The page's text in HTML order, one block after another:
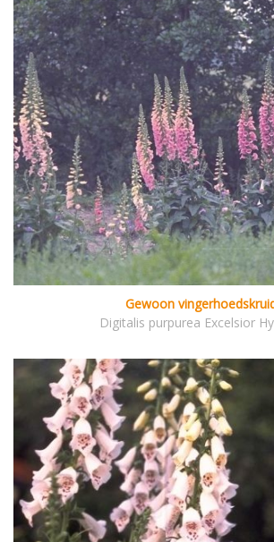
Gewoon
Digitalis purpurea Excelsior